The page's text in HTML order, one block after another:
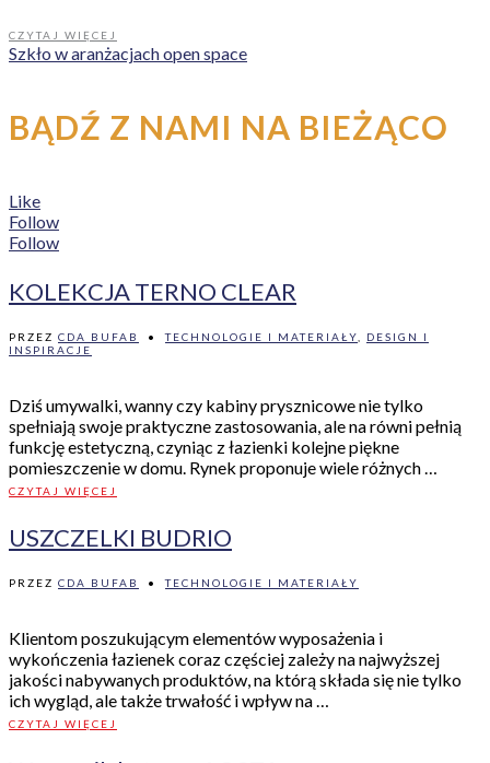
CZYTAJ WIĘCEJ
Szkło w aranżacjach open space
BĄDŹ Z NAMI NA BIEŻĄCO
Like
Follow
Follow
KOLEKCJA TERNO CLEAR
PRZEZ CDA BUFAB • TECHNOLOGIE I MATERIAŁY
DESIGN I
INSPIRACJE
Dziś umywalki, wanny czy kabiny prysznicowe nie tylko
spełniają swoje praktyczne zastosowania, ale na równi pełnią
funkcję estetyczną, czyniąc z łazienki kolejne piękne
pomieszczenie w domu. Rynek proponuje wiele różnych …
CZYTAJ WIĘCEJ
USZCZELKI BUDRIO
PRZEZ CDA BUFAB • TECHNOLOGIE I MATERIAŁY
Klientom poszukującym elementów wyposażenia i
wykończenia łazienek coraz częściej zależy na najwyższej
jakości nabywanych produktów, na którą składa się nie tylko
ich wygląd, ale także trwałość i wpływ na …
CZYTAJ WIĘCEJ